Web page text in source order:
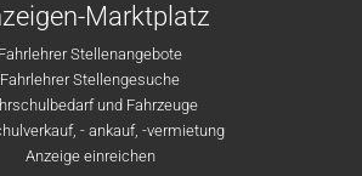
Marktplatz
Fahrlehrer Stellenangebote
Fahrlehrer Stellengesuche
und Fahrzeuge
- ankauf, -vermietung
Anzeige einreichen